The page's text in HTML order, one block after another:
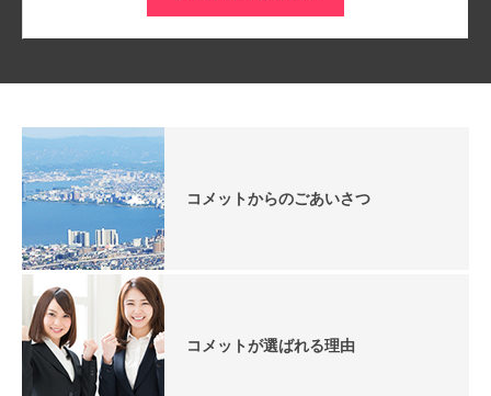
コメットからのごあいさつ
コメットが選ばれる理由